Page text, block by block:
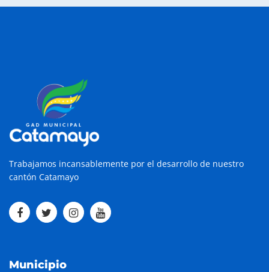
Trabajamos incansablemente por el desarrollo de nuestro
cantón Catamayo
Municipio